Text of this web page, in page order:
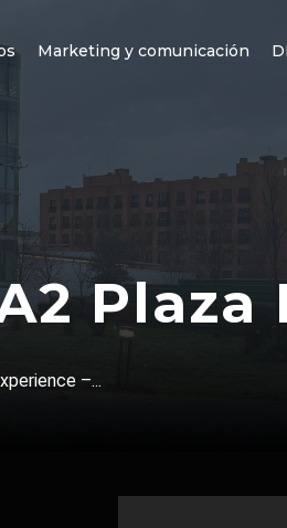
Marketing y comunicación
Plaza
–...